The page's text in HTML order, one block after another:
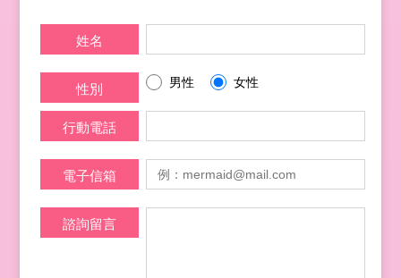
姓名
性別 男性 女性
行動電話
電子信箱
諮詢留言